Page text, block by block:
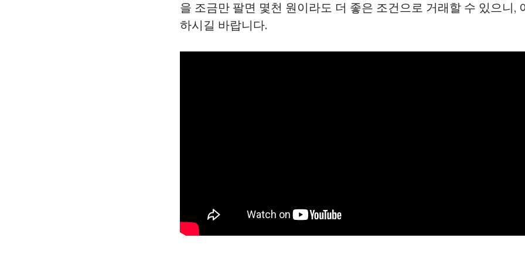
을 조금만 팔면 몇천 원이라도 더 좋은 조건으로 거래할 수 있으니,
하시길 바랍니다.